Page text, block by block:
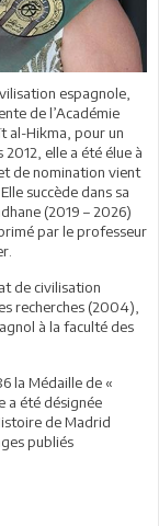
espagnole,
de l’Académie
al-Hikma, pour un
elle a été élue à
de nomination vient
succède dans sa
(2019 – 2026)
par le professeur
de civilisation
recherches (2004),
à la faculté des
la Médaille de «
a été désignée
de Madrid
publiés